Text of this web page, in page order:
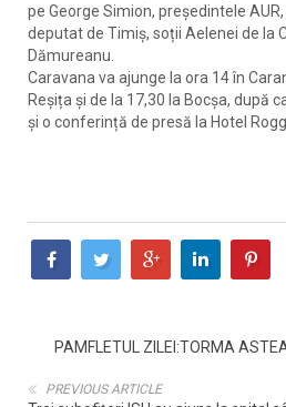
pe George Simion, președintele
deputat de Timiș, soții Aelenei de la
Dămureanu.
Caravana va ajunge la ora 14 în
Reșița și de la 17,30 la Bocșa, după
și o conferință de presă la Hotel
PAMFLETUL ZILEI:TORMA
PREVIOUS ARTICLE